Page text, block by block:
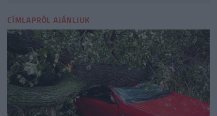
CÍMLAPRÓL AJÁNLJUK